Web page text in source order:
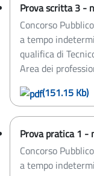
Prova scritta 3 -
Concorso
a tempo
qualifica di
Area dei
(151.15 Kb)
Prova pratica 1 -
Concorso
a tempo